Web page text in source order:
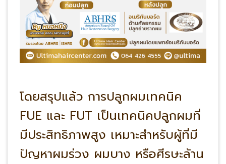
โดยสรุปแล้ว การปลูกผมเทคนิค
FUE และ FUT เป็นเทคนิคปลูกผมที่
มีประสิทธิภาพสูง เหมาะสำหรับผู้ที่มี
ปัญหาผมร่วง ผมบาง หรือศีรษะล้าน